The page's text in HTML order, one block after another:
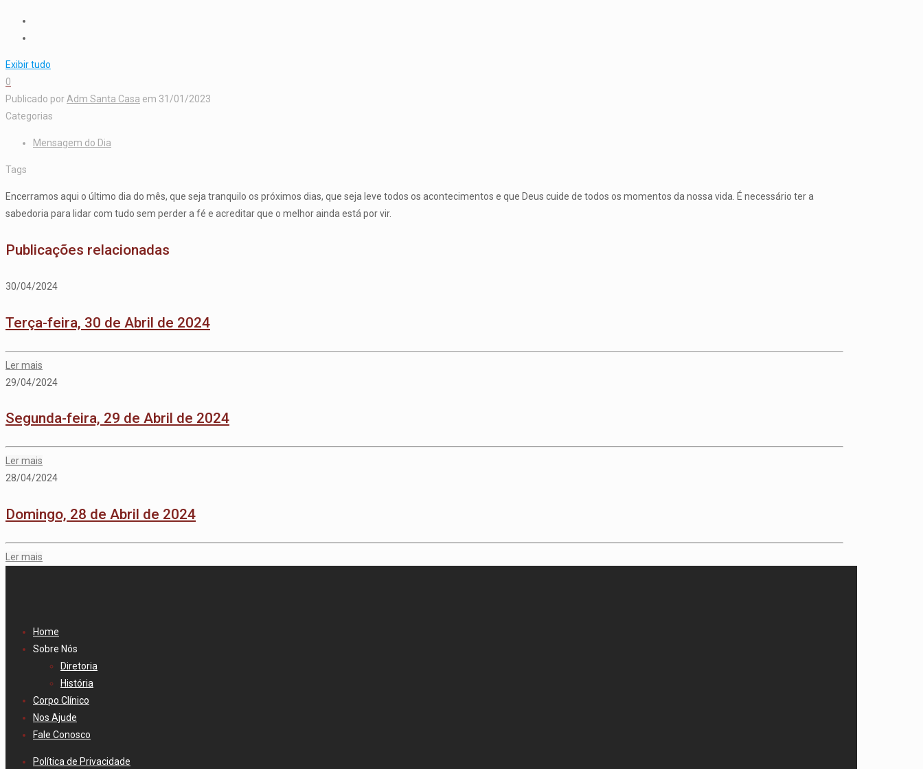
Exibir tudo
0
Publicado por Adm Santa Casa em 31/01/2023
Categorias
Mensagem do Dia
Tags
Encerramos aqui o último dia do mês, que seja tranquilo os próximos dias, que seja leve todos os acontecimentos e que Deus cuide de todos os momentos da nossa vida. É necessário ter a
sabedoria para lidar com tudo sem perder a fé e acreditar que o melhor ainda está por vir.
Publicações relacionadas
30/04/2024
Terça-feira, 30 de Abril de 2024
Ler mais
29/04/2024
Segunda-feira, 29 de Abril de 2024
Ler mais
28/04/2024
Domingo, 28 de Abril de 2024
Ler mais
Home
Sobre Nós
Diretoria
História
Corpo Clínico
Nos Ajude
Fale Conosco
Política de Privacidade